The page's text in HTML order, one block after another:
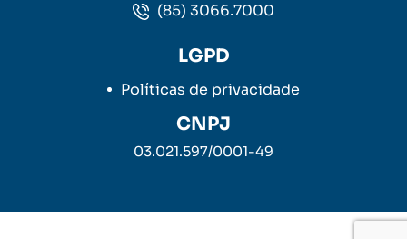
(85) 3066.7000
LGPD
Políticas de privacidade
CNPJ
03.021.597/0001-49